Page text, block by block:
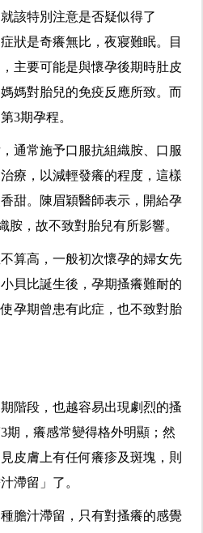
該特別注意是否疑似得了
症狀是奇癢無比，夜寢難眠。目
主要可能是與懷孕後期時肚皮
媽對胎兒的免疫反應所致。而
3期孕程。
通常施予口服抗組織胺、口服
療，以減輕發癢的程度，這樣
甜。陳眉穎醫師表示，開給孕
胺，故不致對胎兒有所影響。
不算高，一般初次懷孕的婦女先
貝比誕生後，孕期搔癢難耐的
孕期曾患有此症，也不致對胎
階段，也越容易出現劇烈的搔
期，癢感常變得格外明顯；然
皮膚上有任何癢疹及斑塊，則
滯留」了。
膽汁滯留，只有對搔癢的感覺